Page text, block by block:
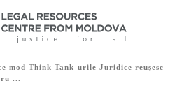
mod Think Tank-urile Juridice reuşesc
...